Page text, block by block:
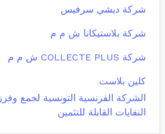
شركة ديشي سرفيس
شركة بلاستيكانا ش م م
شركة COLLECTE PLUS ش م م
كلين بلاست
الشركة الفرنسية التونسية لجمع وفرز
النفايات القابلة للتثمين